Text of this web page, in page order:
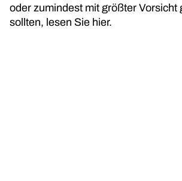
oder zumindest mit größter Vorsicht
sollten, lesen Sie hier.